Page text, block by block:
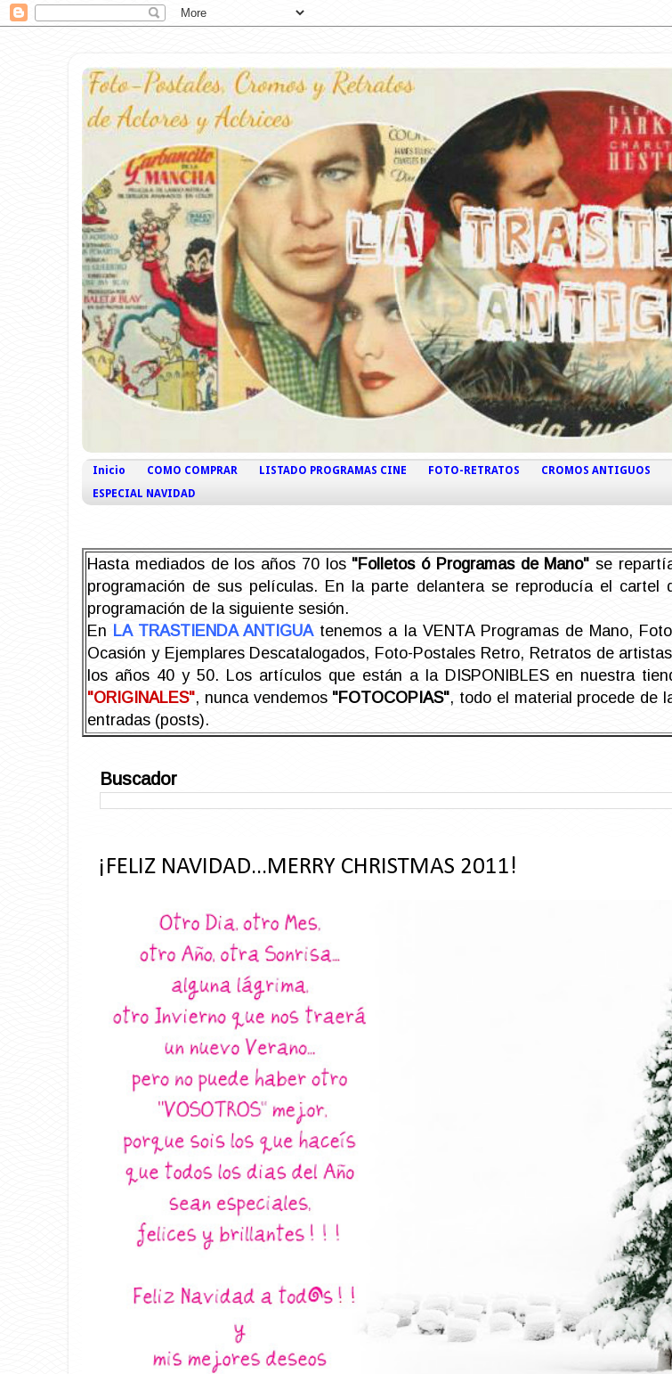
Inicio COMO COMPRAR LISTADO PROGRAMAS CINE FOTO-RETRATOS CROMOS ANTIGUOS
ESPECIAL NAVIDAD
Hasta mediados de los años 70 los "Folletos ó Programas de Mano" se
programación de sus películas. En la parte delantera se reproducía el
programación de la siguiente sesión.
En LA TRASTIENDA ANTIGUAtenemos a la VENTA Programas de Mano,
Ocasión y Ejemplares Descatalogados, Foto-Postales Retro, Retratos de
los años 40 y 50. Los artículos que están a la DISPONIBLES en nuestra
"ORIGINALES", nunca vendemos "FOTOCOPIAS", todo el material procede de
entradas (posts).
Buscador
¡FELIZ NAVIDAD...MERRY CHRISTMAS 2011!